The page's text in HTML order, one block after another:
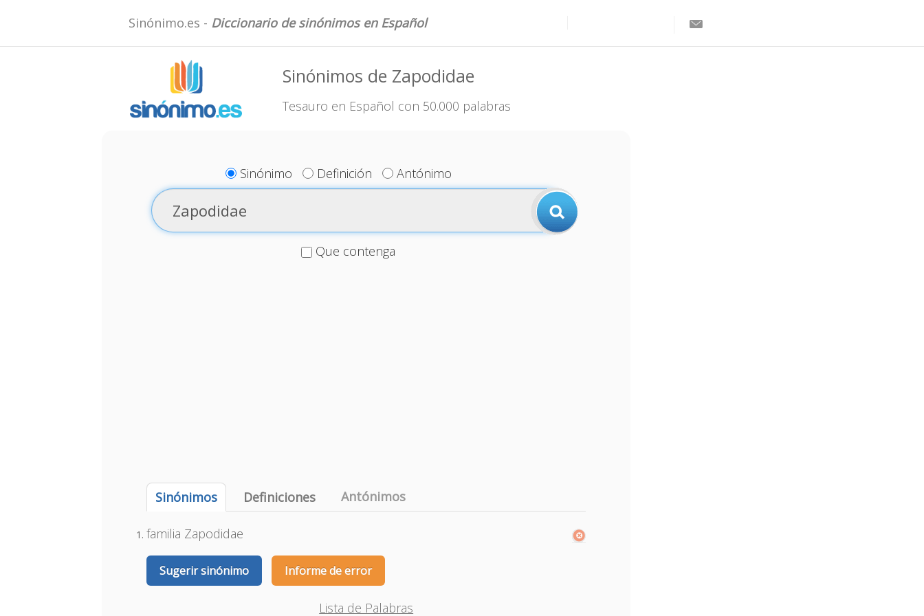
Sinónimo.es - Diccionario de sinónimos en Español
Sinónimos de Zapodidae
Tesauro en Español con 50.000 palabras
Sinónimo Definición Antónimo
Que contenga
Sinónimos Definiciones Antónimos
familia Zapodidae
Sugerir sinónimo Informe de error
Lista de Palabras